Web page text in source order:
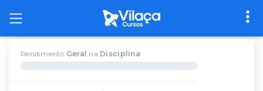
Rendimento Geral na Disciplina